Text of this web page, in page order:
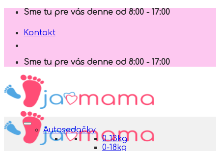
Skip
content
Sme tu pre vás denne od 8:00 - 17:00
Kontakt
Sme tu pre vás denne od 8:00 - 17:00
Autosedačky
0-13kg
0-18kg